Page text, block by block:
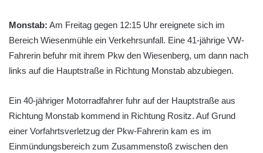
Monstab: Am Freitag gegen 12:15 Uhr ereignete sich im
Bereich Wiesenmühle ein Verkehrsunfall. Eine 41-jährige VW-
Fahrerin befuhr mit ihrem Pkw den Wiesenberg, um dann nach
links auf die Hauptstraße in Richtung Monstab abzubiegen.
Ein 40-jähriger Motorradfahrer fuhr auf der Hauptstraße aus
Richtung Monstab kommend in Richtung Rositz. Auf Grund
einer Vorfahrtsverletzug der Pkw-Fahrerin kam es im
Einmündungsbereich zum Zusammenstoß zwischen den